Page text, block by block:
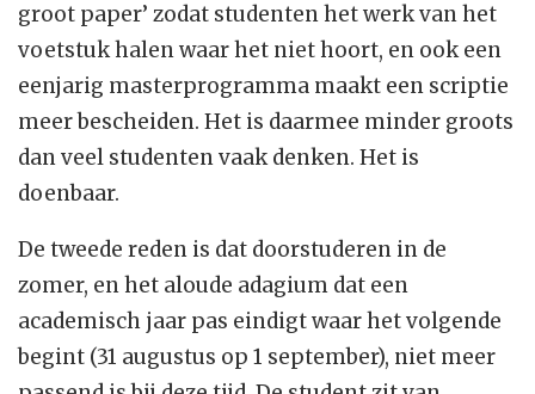
groot paper’ zodat studenten het werk van het
voetstuk halen waar het niet hoort, en ook een
eenjarig masterprogramma maakt een scriptie
meer bescheiden. Het is daarmee minder groots
dan veel studenten vaak denken. Het is
doenbaar.
De tweede reden is dat doorstuderen in de
zomer, en het aloude adagium dat een
academisch jaar pas eindigt waar het volgende
begint (31 augustus op 1 september), niet meer